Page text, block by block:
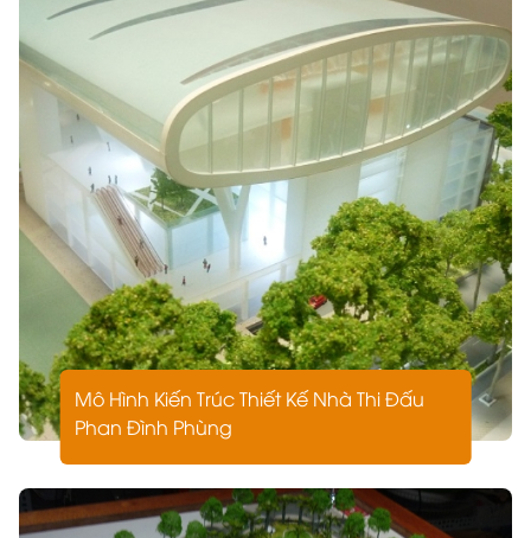
Mô Hình Kiến Trúc Thiết Kế Nhà Thi Đấu
Phan Đình Phùng